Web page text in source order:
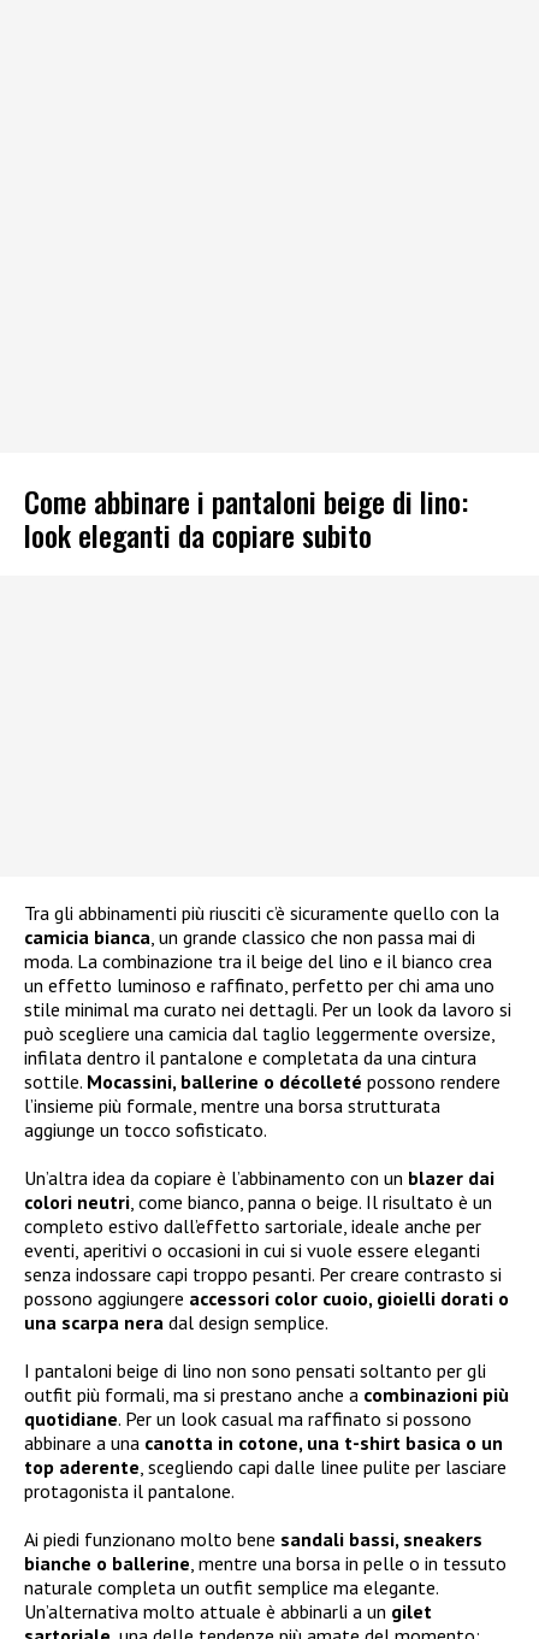
Come abbinare i pantaloni beige di lino:
look eleganti da copiare subito
Tra gli abbinamenti più riusciti c’è sicuramente quello con la
camicia bianca, un grande classico che non passa mai di
moda. La combinazione tra il beige del lino e il bianco crea
un effetto luminoso e raffinato, perfetto per chi ama uno
stile minimal ma curato nei dettagli. Per un look da lavoro si
può scegliere una camicia dal taglio leggermente oversize,
infilata dentro il pantalone e completata da una cintura
sottile. Mocassini, ballerine o décolleté possono rendere
l’insieme più formale, mentre una borsa strutturata
aggiunge un tocco sofisticato.
Un’altra idea da copiare è l’abbinamento con un blazer dai
colori neutri, come bianco, panna o beige. Il risultato è un
completo estivo dall’effetto sartoriale, ideale anche per
eventi, aperitivi o occasioni in cui si vuole essere eleganti
senza indossare capi troppo pesanti. Per creare contrasto si
possono aggiungere accessori color cuoio, gioielli dorati o
una scarpa nera dal design semplice.
I pantaloni beige di lino non sono pensati soltanto per gli
outfit più formali, ma si prestano anche a combinazioni più
quotidiane. Per un look casual ma raffinato si possono
abbinare a una canotta in cotone, una t-shirt basica o un
top aderente, scegliendo capi dalle linee pulite per lasciare
protagonista il pantalone.
Ai piedi funzionano molto bene sandali bassi, sneakers
bianche o ballerine, mentre una borsa in pelle o in tessuto
naturale completa un outfit semplice ma elegante.
Un’alternativa molto attuale è abbinarli a un gilet